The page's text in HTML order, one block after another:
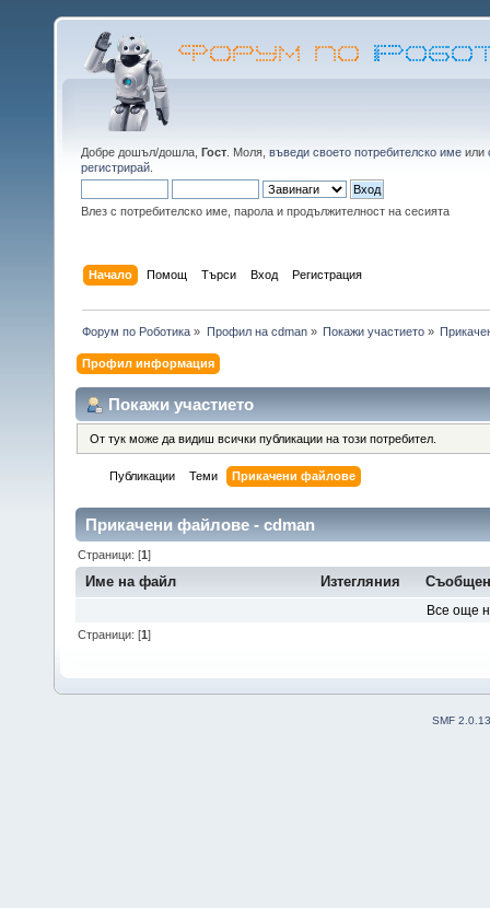
Добре дошъл/дошла, Гост . Моля, въведи своето потребителско име или
регистрирай
Влез с потребителско име, парола и продължителност на сесията
Начало Помощ Търси Вход Регистрация
Форум по Роботика » Профил на cdman» Покажи участието»
Профил информация
Покажи участието
От тук може да видиш всички публикации на този потребител.
Публикации Теми Прикачени файлове
Прикачени файлове - cdman
Страници: [1]
Име на файл Изтегляния
Все още
Страници: [1]
SMF 2.0.13